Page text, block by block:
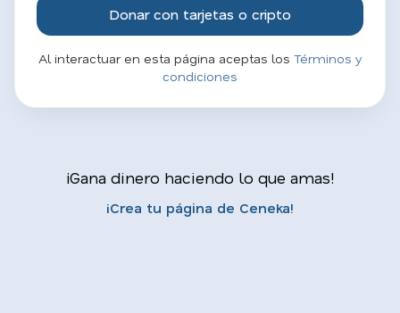
Donar con tarjetas o cripto
Al interactuar en esta página aceptas los Términos y
condiciones
¡Gana dinero haciendo lo que amas!
¡Crea tu página de Ceneka!